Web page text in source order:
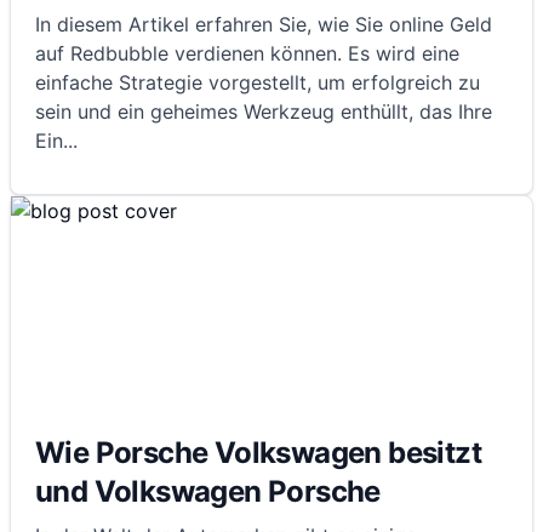
In diesem Artikel erfahren Sie, wie Sie online Geld
auf Redbubble verdienen können. Es wird eine
einfache Strategie vorgestellt, um erfolgreich zu
sein und ein geheimes Werkzeug enthüllt, das Ihre
Ein...
Wie Porsche Volkswagen besitzt
und Volkswagen Porsche